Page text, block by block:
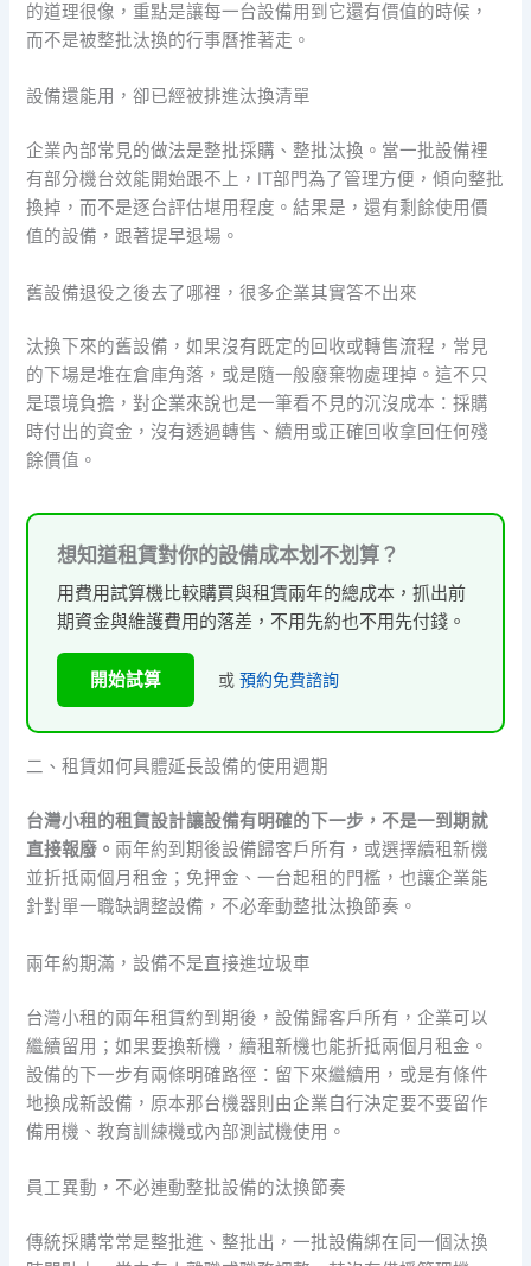
的道理很像，重點是讓每一台設備用到它還有價值的時候，
而不是被整批汰換的行事曆推著走。
設備還能用，卻已經被排進汰換清單
企業內部常見的做法是整批採購、整批汰換。當一批設備裡
有部分機台效能開始跟不上，IT部門為了管理方便，傾向整批
換掉，而不是逐台評估堪用程度。結果是，還有剩餘使用價
值的設備，跟著提早退場。
舊設備退役之後去了哪裡，很多企業其實答不出來
汰換下來的舊設備，如果沒有既定的回收或轉售流程，常見
的下場是堆在倉庫角落，或是隨一般廢棄物處理掉。這不只
是環境負擔，對企業來說也是一筆看不見的沉沒成本：採購
時付出的資金，沒有透過轉售、續用或正確回收拿回任何殘
餘價值。
想知道租賃對你的設備成本划不划算？
用費用試算機比較購買與租賃兩年的總成本，抓出前
期資金與維護費用的落差，不用先約也不用先付錢。
開始試算 或預約免費諮詢
二、租賃如何具體延長設備的使用週期
台灣小租的租賃設計讓設備有明確的下一步，不是一到期就
直接報廢。 兩年約到期後設備歸客戶所有，或選擇續租新機
並折抵兩個月租金；免押金、一台起租的門檻，也讓企業能
針對單一職缺調整設備，不必牽動整批汰換節奏。
兩年約期滿，設備不是直接進垃圾車
台灣小租的兩年租賃約到期後，設備歸客戶所有，企業可以
繼續留用；如果要換新機，續租新機也能折抵兩個月租金。
設備的下一步有兩條明確路徑：留下來繼續用，或是有條件
地換成新設備，原本那台機器則由企業自行決定要不要留作
備用機、教育訓練機或內部測試機使用。
員工異動，不必連動整批設備的汰換節奏
傳統採購常常是整批進、整批出，一批設備綁在同一個汰換